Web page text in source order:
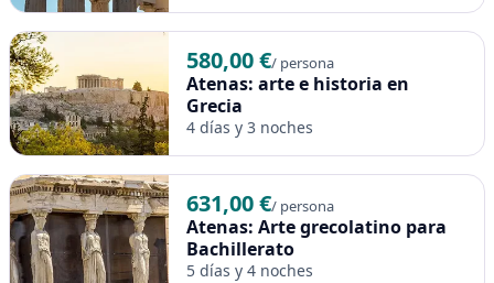
580,00 €/ persona
Atenas: arte e historia en
Grecia
4 días y 3 noches
631,00 €/ persona
Atenas: Arte grecolatino para
Bachillerato
5 días y 4 noches